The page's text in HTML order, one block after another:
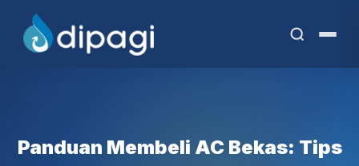
Panduan Membeli AC Bekas: Tips